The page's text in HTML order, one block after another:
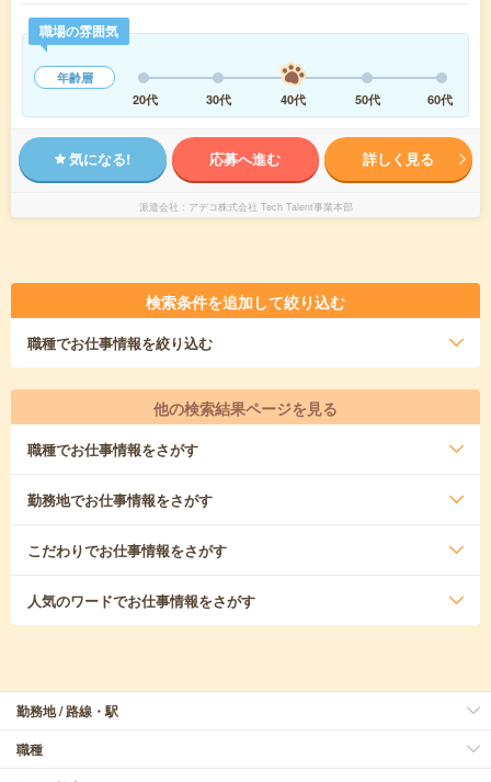
職場の雰囲気
年齢層
20代
30代 40代 50代 60代
気になる! 応募へ進む 詳しく見る
派遣会社 アデコ株式会社 Tech Talent事業本部
検索条件を追加して絞り込む
職種でお仕事情報を絞り込む
他の検索結果ページを見る
職種でお仕事情報をさがす
勤務地でお仕事情報をさがす
こだわりでお仕事情報をさがす
人気のワードでお仕事情報をさがす
勤務地 / 路線・駅
職種